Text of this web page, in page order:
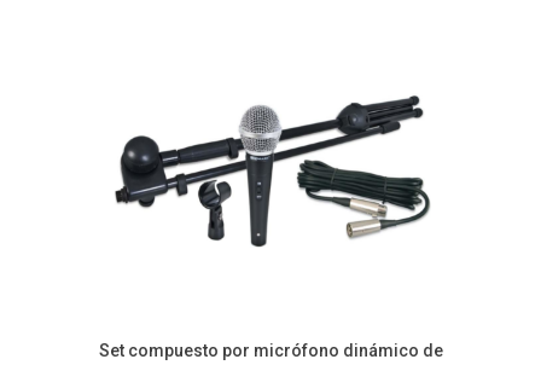
Set compuesto por micrófono dinámico de